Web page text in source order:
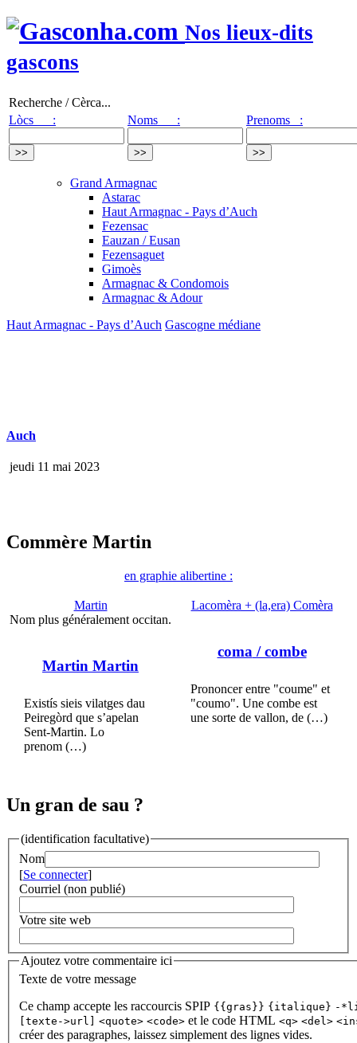
Nos lieux-dits
gascons
Recherche / Cèrca...
Lòcs :
Noms : Prenoms :
Grand Armagnac
Astarac
Haut Armagnac - Pays d’Auch
Fezensac
Eauzan / Eusan
Fezensaguet
Gimoès
Armagnac & Condomois
Armagnac & Adour
Haut Armagnac - Pays d’Auch Gascogne médiane
Auch
jeudi 11 mai 2023
Commère Martin
en graphie alibertine :
Martin
Nom plus généralement occitan.
Martin Martin
Existís sieis vilatges dau
Peiregòrd que s’apelan
Sent-Martin. Lo
prenom (…)
Lacomèra + (la,era) Comèra
coma / combe
Prononcer entre "coume" et
"coumo". Une combe est
une sorte de vallon, de (…)
Un gran de sau ?
(identification facultative)
Nom
[Se connecter]
Courriel (non publié)
Votre site web
Ajoutez votre commentaire ici
Texte de votre message
Ce champ accepte les raccourcis SPIP {{gras}} {italique} -
[texte->url]
<quote> <code> et le code HTML <q> <del>
créer des paragraphes, laissez simplement des lignes vides.